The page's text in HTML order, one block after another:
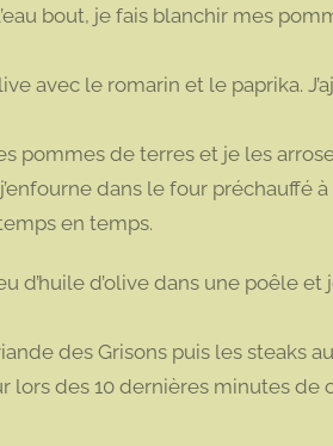
bout, je fais blanchir mes
avec le romarin et le paprika.
pommes de terres et je les
dans le four préchauffé à
en temps.
d’huile d’olive dans une poêle et
des Grisons puis les steaks
lors des 10 dernières minutes de